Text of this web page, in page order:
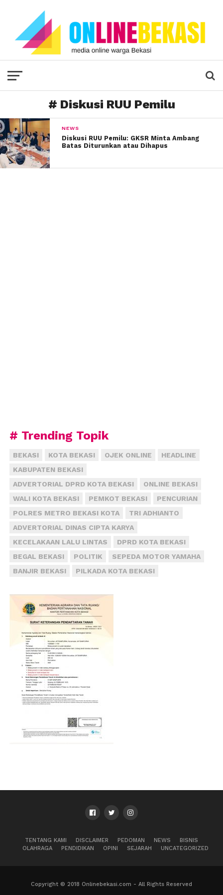
# Diskusi RUU Pemilu
NEWS
Diskusi RUU Pemilu: GKSR Minta Ambang
Batas Diturunkan atau Dihapus
# Trending Topik
BEKASI KOTA BEKASI OJEK ONLINE
HEADLINE
KABUPATEN BEKASI
ADVERTORIAL DPRD KOTA BEKASI
ONLINE BEKASI
WALI KOTA BEKASI
PEMKOT BEKASI
PENCURIAN
POLRES METRO BEKASI KOTA
TRI ADHIANTO
ADVERTORIAL DINAS CIPTA KARYA
KECELAKAAN LALU LINTAS
DPRD KOTA BEKASI
BEGAL BEKASI
POLITIK
SEPEDA MOTOR YAMAHA
BANJIR BEKASI
PILKADA KOTA BEKASI
TENTANG KAMI DISCLAIMER PEDOMAN NEWS
BISNIS
OLAHRAGA
PENDIDIKAN OPINI SEJARAH UNCATEGORIZED
Copyright © 2018 Onlinebekasi.com - All Rights Reserved